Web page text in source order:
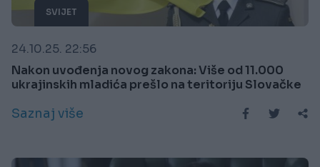
SVIJET
24.10.25. 22:56
Nakon uvođenja novog zakona: Više od 11.000
ukrajinskih mladića prešlo na teritoriju Slovačke
Saznaj više